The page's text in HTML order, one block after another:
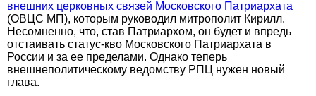
внешних церковных связей Московского Патриархата
(ОВЦС МП), которым руководил митрополит Кирилл.
Несомненно, что, став Патриархом, он будет и впредь
отстаивать статус-кво Московского Патриархата в
России и за ее пределами. Однако теперь
внешнеполитическому ведомству РПЦ нужен новый
глава.